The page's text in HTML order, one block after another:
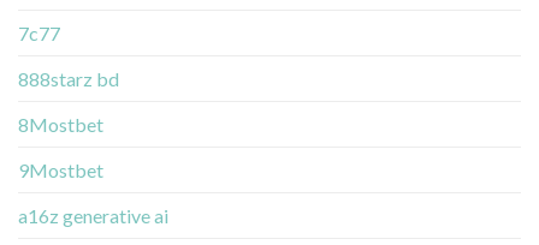
7c77
888starz bd
8Mostbet
9Mostbet
a16z generative ai